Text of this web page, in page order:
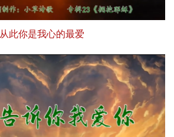
从此你是我心的最爱